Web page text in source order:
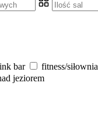
bar fitness/siłownia
jeziorem